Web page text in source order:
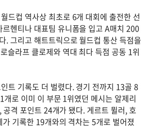
드컵 역사상 최초로 6개 대회에 출전한 선
헨티나 대표팀 유니폼을 입고 A매치 200
. 그리고 해트트릭으로 월드컵 통산 득점을
슬라프 클로제와 역대 최다 득점 공동 1위
트 기록도 더 벌렸다. 경기 전까지 13골 8
개로 이미 이 부문 1위였던 메시는 알제리
격 포인트 24개가 됐다. 게르트 뮐러, 호
기록한 19개와의 격차는 5개로 벌어졌